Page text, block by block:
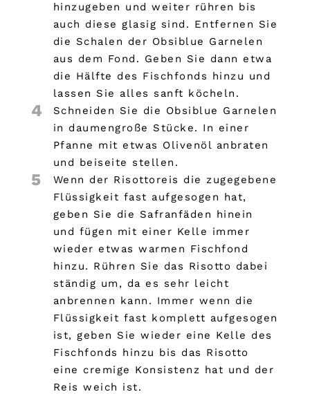
hinzugeben und weiter rühren bis
auch diese glasig sind. Entfernen Sie
die Schalen der Obsiblue Garnelen
aus dem Fond. Geben Sie dann etwa
die Hälfte des Fischfonds hinzu und
lassen Sie alles sanft köcheln.
4
Schneiden Sie die Obsiblue Garnelen
in daumengroße Stücke. In einer
Pfanne mit etwas Olivenöl anbraten
und beiseite stellen.
5
Wenn der Risottoreis die zugegebene
Flüssigkeit fast aufgesogen hat,
geben Sie die Safranfäden hinein
und fügen mit einer Kelle immer
wieder etwas warmen Fischfond
hinzu. Rühren Sie das Risotto dabei
ständig um, da es sehr leicht
anbrennen kann. Immer wenn die
Flüssigkeit fast komplett aufgesogen
ist, geben Sie wieder eine Kelle des
Fischfonds hinzu bis das Risotto
eine cremige Konsistenz hat und der
Reis weich ist.